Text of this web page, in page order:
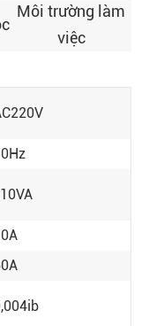
Môi trường làm
việc